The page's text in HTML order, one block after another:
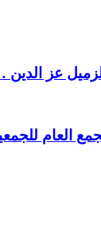
عز الدين